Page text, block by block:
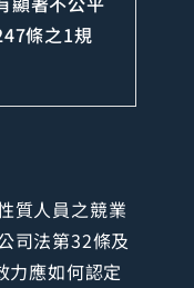
條之1規
質人員之競業
司法第32條及
力應如何認定